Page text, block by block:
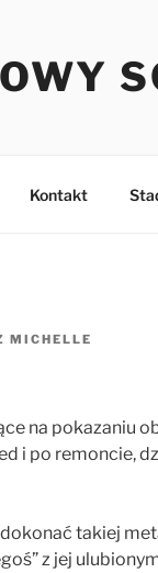
Kontakt
MICHELLE
na pokazaniu
i po remoncie,
takiej
z jej